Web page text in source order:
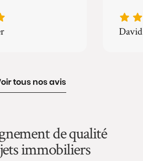
tous nos avis
de qualité
immobiliers